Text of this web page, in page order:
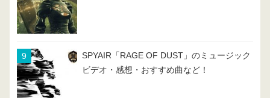
SPYAIR「RAGE OF DUST」のミュージック
ビデオ・感想・おすすめ曲など！